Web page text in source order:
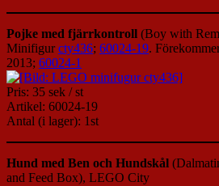
Pojke med fjärrkontroll (Boy with
Minifigurcty436; 60024-19.
2013; 60024-1
Pris: 35 sek / st
Artikel: 60024-19
Antal (i lager): 1st
Hund med Ben och Hundskål
and Feed Box), LEGO City